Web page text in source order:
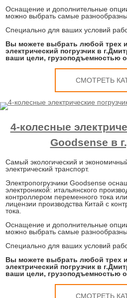
Оснащение и дополнительные
можно выбрать самые
Специально для ваших условий
Вы можете выбрать любой трех
электрический погрузчик в
ваши цели, грузоподъемностью
СМОТРЕТЬ
4-колесные
Goodsense в
Самый экологический и
электрический транспорт.
Электропогрузчики Goodsense
электроникой: итальянского
контроллером переменного тока
лицензии производства Китай с
тока.
Оснащение и дополнительные
можно выбрать самые
Специально для ваших условий
Вы можете выбрать любой трех
электрический погрузчик в
ваши цели, грузоподъемностью
СМОТРЕТЬ